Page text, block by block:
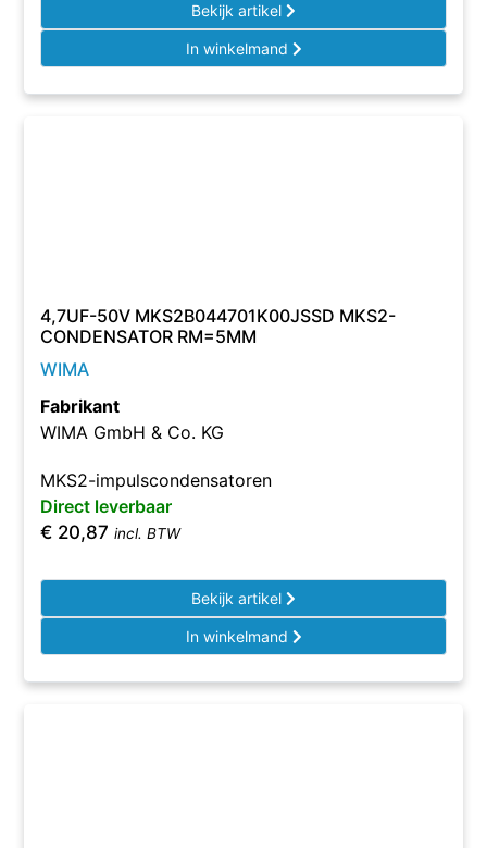
Bekijk artikel
In winkelmand
4,7UF-50V MKS2B044701K00JSSD MKS2-
CONDENSATOR RM=5MM
WIMA
Fabrikant
WIMA GmbH & Co. KG
MKS2-impulscondensatoren
Direct leverbaar
€ 20,87 incl. BTW
Bekijk artikel
In winkelmand